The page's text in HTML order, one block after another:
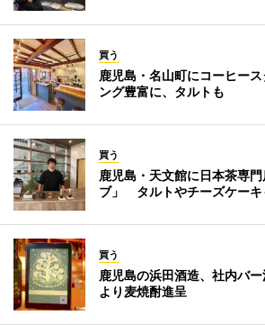
買う
鹿児島・名山町にコーヒー
ング豊富に、タルトも
買う
鹿児島・天文館に日本茶専
ブ」 タルトやチーズケーキ
買う
鹿児島の浜田酒造、社内バ
より麦焼酎進呈